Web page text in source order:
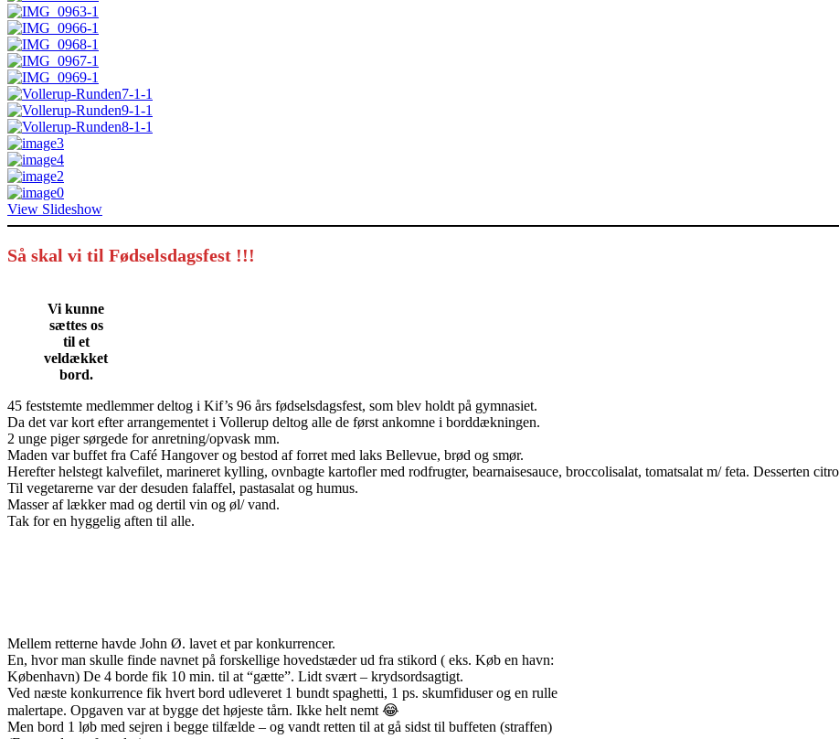
View Slideshow
Så skal vi til Fødselsdagsfest !!!
Vi kunne
sættes os
til et
veldækket
bord.
45 feststemte medlemmer deltog i Kif’s 96 års fødselsdagsfest, som blev holdt på gymnasiet.
Da det var kort efter arrangementet i Vollerup deltog alle de først ankomne i borddækningen.
2 unge piger sørgede for anretning/opvask mm.
Maden var buffet fra Café Hangover og bestod af forret med laks Bellevue, brød og smør.
Herefter helstegt kalvefilet, marineret kylling, ovnbagte kartofler med rodfrugter, bearnaisesauce, broccolisalat, tomatsalat m/ feta. Desserten
Til vegetarerne var der desuden falaffel, pastasalat og humus.
Masser af lækker mad og dertil vin og øl/ vand.
Tak for en hyggelig aften til alle.
Mellem retterne havde John Ø. lavet et par konkurrencer.
En, hvor man skulle finde navnet på forskellige hovedstæder ud fra stikord ( eks. Køb en havn:
København) De 4 borde fik 10 min. til at “gætte”. Lidt svært – krydsordsagtigt.
Ved næste konkurrence fik hvert bord udleveret 1 bundt spaghetti, 1 ps. skumfiduser og en rulle
malertape. Opgaven var at bygge det højeste tårn. Ikke helt nemt 😂
Men bord 1 løb med sejren i begge tilfælde – og vandt retten til at gå sidst til buffeten (straffen)